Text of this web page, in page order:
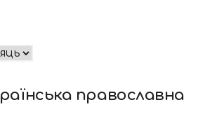
православна